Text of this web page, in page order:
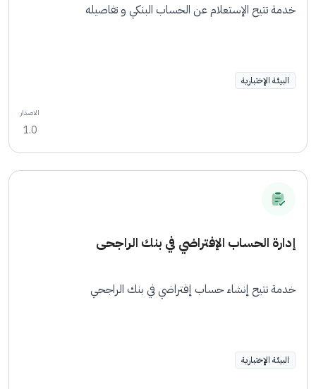
خدمة تتيح الإستعلام عن الحساب البنكي و تفاصيله
البيئة الإختبارية
الاصدار
1.0
إدارة الحساب الإفتراضي في بنك الراجحى
خدمة تتيح إنشاء حساب إفتراضي في بنك الراجحي
البيئة الإختبارية